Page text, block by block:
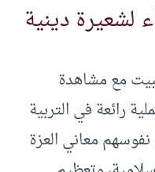
مع مشاهدة
رائعة في التربية
معاني العزة